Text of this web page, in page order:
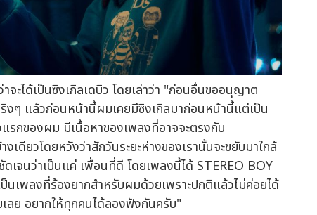
ะได้เป็นซิงเกิลเดบิว โดยเล่าว่า "ก่อนอื่นขออนุญาต
ๆ แล้วก่อนหน้านี้ผมเคยมีซิงเกิลมาก่อนหน้านี้แต่เป็น
กของผม มีเนื้อหาของเพลงที่อาจจะตรงกับ
ดียวโดยหวังว่าสักวันระยะห่างของเรานั้นจะขยับมาใกล้
จนว่าเป็นแค่ เพื่อนที่ดี โดยเพลงนี้ได้ STEREO BOY
นเพลงที่ร้องยากสำหรับผมด้วยเพราะปกติแล้วไม่ค่อยได้
ลย อยากให้ทุกคนได้ลองฟังกันครับ"